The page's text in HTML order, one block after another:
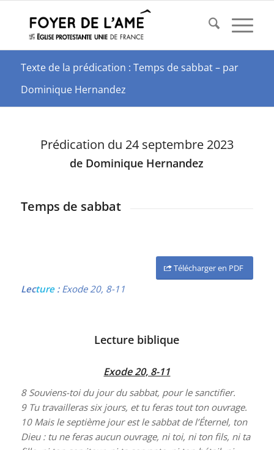
Texte de la prédication : Temps de sabbat – par
Dominique Hernandez
Prédication du 24 septembre 2023
de Dominique Hernandez
Temps de sabbat
Télécharger en PDF
Lecture: Exode 20, 8-11
Lecture biblique
Exode 20, 8-11
8 Souviens-toi du jour du sabbat, pour le sanctifier.
9 Tu travailleras six jours, et tu feras tout ton ouvrage.
10 Mais le septième jour est le sabbat de l’Éternel, ton
Dieu : tu ne feras aucun ouvrage, ni toi, ni ton fils, ni ta